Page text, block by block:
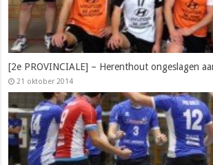
[2e PROVINCIALE] – Herenthout ongeslagen
21 oktober 2014